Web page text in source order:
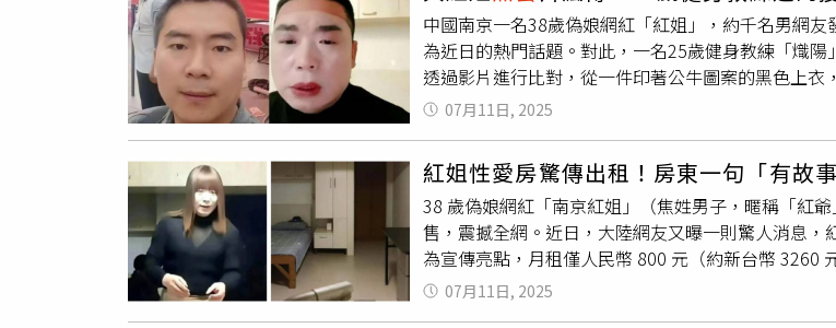
為「陰性」後，拍照發送給小香。小香信以為真，
男進行無套性行為，直到2021年11月才拆穿王男的
毒也再經治療後順利痊癒。但小香對王男的刻意隱
犯行，一審法官審酌王男就職於國營企業、家境勉
罪，處2年徒刑，又犯明知自己為人類免疫缺乏病
徒刑，合併處6年徒刑。一審判決出爐，檢方提起上
護人員隱瞞自己是愛滋病患。在本案發生後，王男亦
上訴，表示他想和解，但無法負擔小香求償的5百萬
實，法官認為一審判決已經詳細記載量刑審酌各項
讞。民事上，小香對王男提出求償5百萬，法官審酌
情，判王男陪償小香200萬元精神撫慰金，以及醫療
中國南京一名38歲偽娘網紅「紅姐」，約千名男網
為近日的熱門話題。對此，一名25歲健身教練「熾
透過影片進行比對，從一件印著公牛圖案的黑色上
特徵，懷疑影片中的人就是健身鮮肉「熾陽」。網
到，熾陽突然在各大社群平台坦承，他就是「紅姐
切，目前已經報警處理，並決定離開南京。另外，
播影片，「拜託，大家不要再傳了，求求大家」、「
事結束好嗎？」「熾陽」本人坦承他是受害者之一
扮女性，誘騙大量男性進行無套性行為，還未經同意
後證實為假消息。由於中國法律規定，若明知自身
引發疾病大規模傳播風險，尚未造成嚴重後果的，
重大損失的，處10年以上有期徒刑、無期徒刑或者
07月11日, 2025
紅姐性愛房驚傳出租！房東一句「有
38 歲偽娘網紅「南京紅姐」（焦姓男子，暱稱「紅
售，震撼全網。近日，大陸網友又曝一則驚人消息
為宣傳亮點，月租僅人民幣 800 元（約新台幣 3260
紅書流傳的出租截圖可見，房東稱：「靚屋出租，
電自理）」 ，照片中深色房門、黑桌、白櫃及藍格
07月11日, 2025